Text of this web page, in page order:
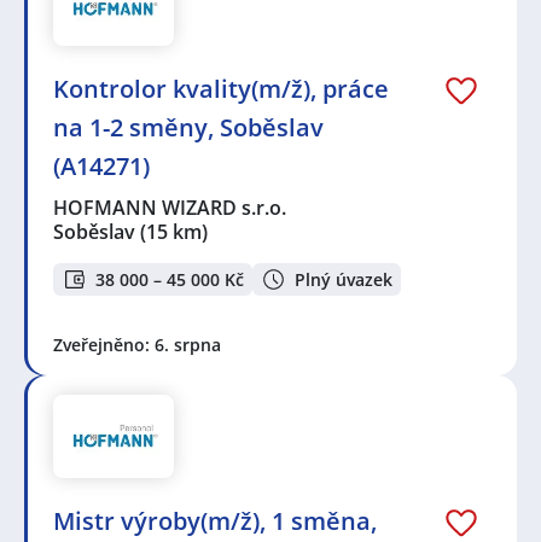
Kontrolor kvality(m/ž), práce
na 1-2 směny, Soběslav
(A14271)
HOFMANN WIZARD s.r.o.
Soběslav(15 km)
38 000 – 45 000 Kč Plný úvazek
Zveřejněno: 6. srpna
Mistr výroby(m/ž), 1 směna,